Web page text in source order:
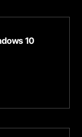
10